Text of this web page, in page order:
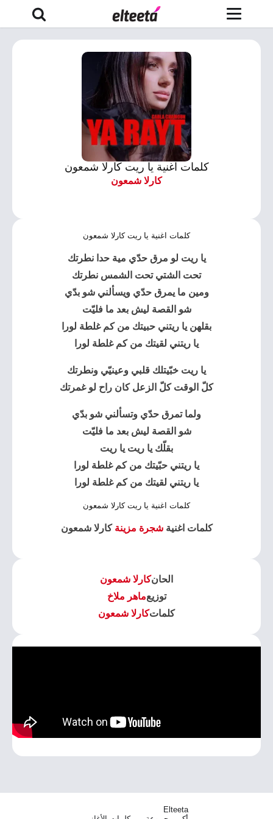
كلمات اغنية يا ريت كارلا شمعون
كارلا شمعون
كلمات اغنية يا ريت كارلا شمعون
يا ريت لو مرق حدّي مية حدا نطرتك
تحت الشتي تحت الشمس نطرتك
ومين ما يمرق حدّي ويسألني شو بدّي
شو القصة ليش بعد ما فليّت
بقلهن يا ريتني حبيتك من كم غلطة لورا
يا ريتني لقيتك من كم غلطة لورا
يا ريت خبّيتلك قلبي وعينيّي ونطرتك
كلّ الوقت كلّ الزعل كان راح لو غمرتك
ولما تمرق حدّي وتسألني شو بدّي
شو القصة ليش بعد ما فليّت
بقلّك يا ريت يا ريت
يا ريتني حبّيتك من كم غلطة لورا
يا ريتني لقيتك من كم غلطة لورا
كلمات اغنية يا ريت كارلا شمعون
كلمات اغنيةشجرة مزينة كارلا شمعون
الحانكارلا شمعون
توزيعماهر ملاخ
كلماتكارلا شمعون
Elteeta